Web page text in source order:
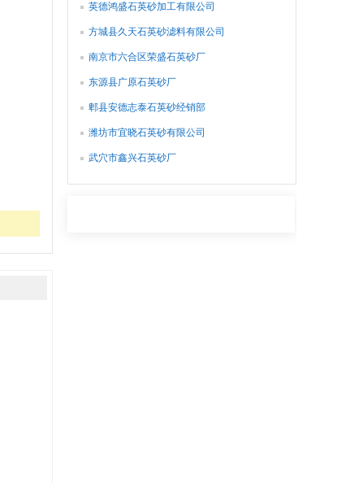
英德鸿盛石英砂加工有限公司
方城县久天石英砂滤料有限公司
南京市六合区荣盛石英砂厂
东源县广原石英砂厂
郫县安德志泰石英砂经销部
潍坊市宜晓石英砂有限公司
武穴市鑫兴石英砂厂